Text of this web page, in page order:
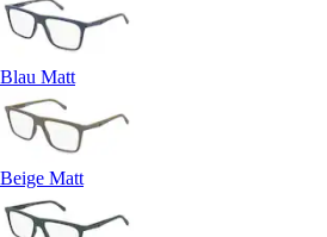
Blau Matt
Beige Matt